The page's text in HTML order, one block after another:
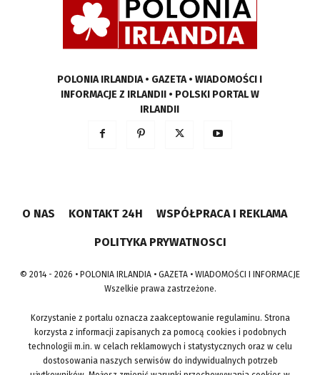
POLONIA IRLANDIA • GAZETA • WIADOMOŚCI I
INFORMACJE Z IRLANDII • POLSKI PORTAL W
IRLANDII
O NAS KONTAKT 24H WSPÓŁPRACA I REKLAMA
POLITYKA PRYWATNOSCI
© 2014 - 2026 • POLONIA IRLANDIA • GAZETA • WIADOMOŚCI I INFORMACJE
Wszelkie prawa zastrzeżone.
Korzystanie z portalu oznacza zaakceptowanie regulaminu. Strona
korzysta z informacji zapisanych za pomocą cookies i podobnych
technologii m.in. w celach reklamowych i statystycznych oraz w celu
dostosowania naszych serwisów do indywidualnych potrzeb